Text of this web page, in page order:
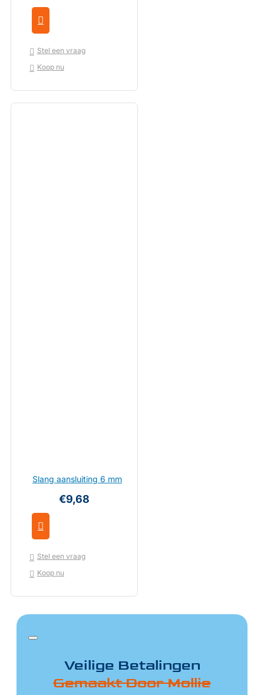
Stel een vraag
Koop nu
Slang aansluiting 6 mm
€9,68
Stel een vraag
Koop nu
Veilige Betalingen
Gemaakt Door Mollie